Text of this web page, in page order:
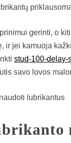
gerinti, o
ir jei kamuoja
stud-100-delay-
savo lovos
lubrikantus